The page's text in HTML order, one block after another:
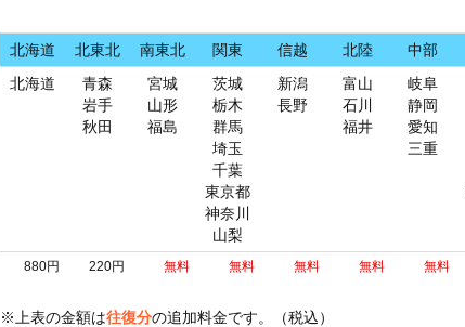
北海道 北東北 南東北 関東 信越 北陸 中部
北海道
青森
岩手
秋田
宮城
山形
福島
茨城
栃木
群馬
埼玉
千葉
東京都
神奈川
山梨
新潟
長野
富山
石川
福井
岐阜
静岡
愛知
三重
880円 220円 無料 無料 無料 無料 無料
※上表の金額は往復分の追加料金です。（税込）